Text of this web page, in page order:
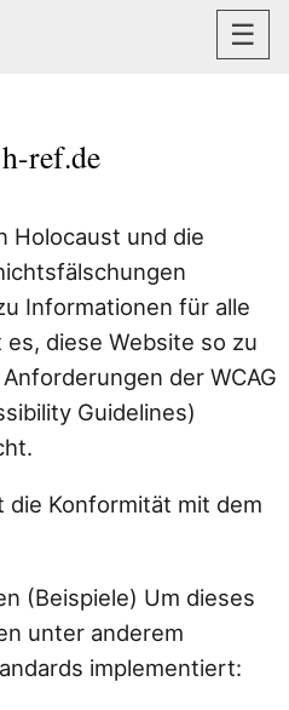
☰
ref.de
Holocaust und die
Informationen für alle
diese Website so zu
der WCAG
Guidelines)
die Konformität mit dem
(Beispiele) Um dieses
unter anderem
implementiert: